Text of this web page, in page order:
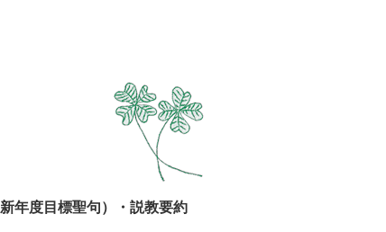
度目標聖句）・説教要約